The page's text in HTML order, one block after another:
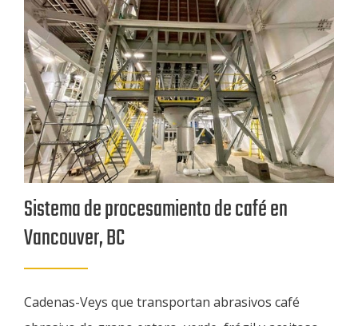
Sistema de procesamiento de café en
Vancouver, BC
Cadenas-Veys que transportan abrasivos café